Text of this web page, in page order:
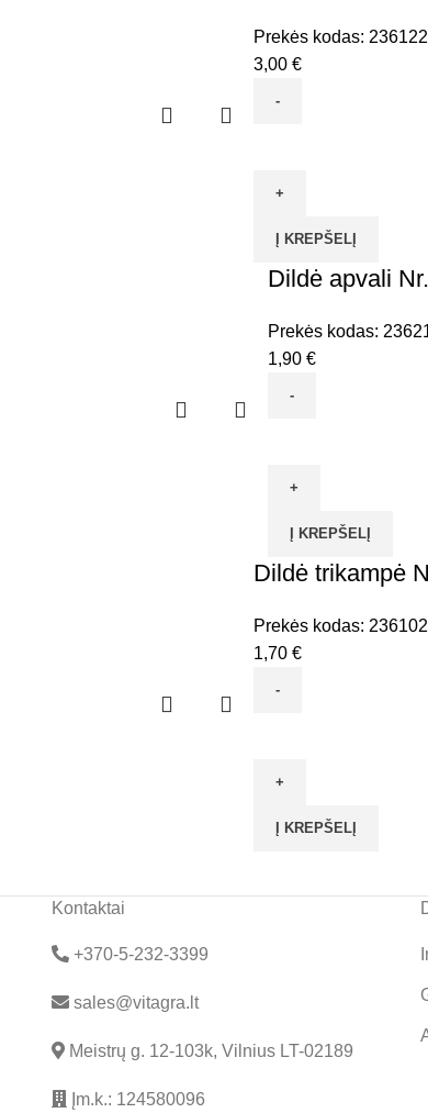
Prekės kodas: 236122
3,00 €
Dildė
Nr.2,
250mm
Į KREPŠELĮ
Dildė apvali
Prekės kodas:
1,90 €
Dildė
Nr.2,
200mm
Į KREPŠELĮ
Dildė trikampė
Prekės kodas: 236102
1,70 €
Dildė
Nr.2,Į KREPŠELĮ
Kontaktai
+370-5-232-3399
sales@vitagra.lt
Meistrų g. 12-103k, Vilnius LT-02189
Įm.k.: 124580096